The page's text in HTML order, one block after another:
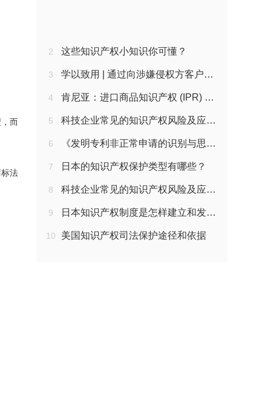
而
法
2 这些知识产权小知识你可懂？
3 学以致用 | 通过向涉嫌侵权方客户发送《风险告知函》维权的注意事项
4 肯尼亚：进口商品知识产权 (IPR) 备案介绍
5 科技企业常见的知识产权风险及应对策略​
6 《发明专利非正常申请的识别与思考》笔记
7 日本的知识产权保护类型有哪些？
8 科技企业常见的知识产权风险及应对策略
9 日本知识产权制度是怎样建立和发展的?
10 美国知识产权司法保护途径和依据